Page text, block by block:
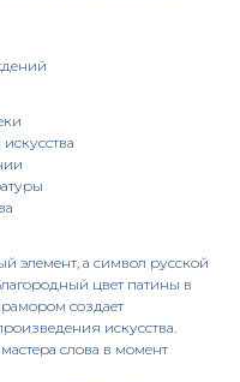
элемент, а символ русской
цвет патины в
создает
искусства.
слова в момент